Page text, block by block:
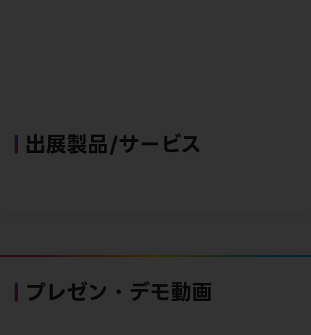
出展製品/サービス
プレゼン・デモ動画